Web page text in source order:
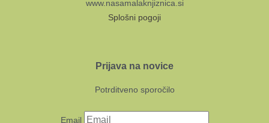
www.nasamalaknjiznica.si
Splošni pogoji
Prijava na novice
Potrditveno sporočilo
Email